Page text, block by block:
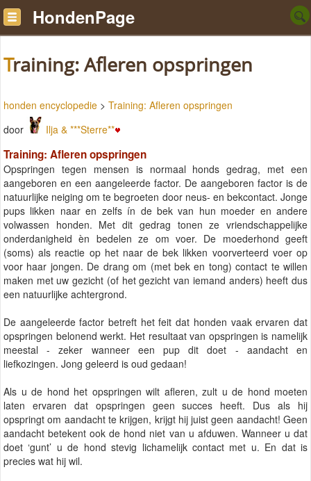
HondenPage
Training: Afleren opspringen
honden encyclopedie > Training: Afleren opspringen
door
Ilja & ***Sterre**
Training: Afleren opspringen
Opspringen tegen mensen is normaal honds gedrag, met een
aangeboren en een aangeleerde factor. De aangeboren factor is de
natuurlijke neiging om te begroeten door neus- en bekcontact. Jonge
pups likken naar en zelfs ín de bek van hun moeder en andere
volwassen honden. Met dit gedrag tonen ze vriendschappelijke
onderdanigheid èn bedelen ze om voer. De moederhond geeft
(soms) als reactie op het naar de bek likken voorverteerd voer op
voor haar jongen. De drang om (met bek en tong) contact te willen
maken met uw gezicht (of het gezicht van iemand anders) heeft dus
een natuurlijke achtergrond.
De aangeleerde factor betreft het feit dat honden vaak ervaren dat
opspringen belonend werkt. Het resultaat van opspringen is namelijk
meestal - zeker wanneer een pup dit doet - aandacht en
liefkozingen. Jong geleerd is oud gedaan!
Als u de hond het opspringen wilt afleren, zult u de hond moeten
laten ervaren dat opspringen geen succes heeft. Dus als hij
opspringt om aandacht te krijgen, krijgt hij juist geen aandacht! Geen
aandacht betekent ook de hond niet van u afduwen. Wanneer u dat
doet ‘gunt’ u de hond stevig lichamelijk contact met u. En dat is
precies wat hij wil.